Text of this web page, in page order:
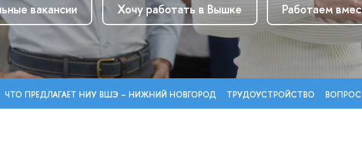
вакансии Хочу работать в Вышке Работаем
ЧТО ПРЕДЛАГАЕТ НИУ ВШЭ – НИЖНИЙ НОВГОРОД ТРУДОУСТРОЙСТВО